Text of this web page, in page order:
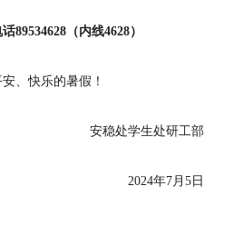
89534628（内线4628）
、快乐的暑假！
安稳处学生处研工部
2024年7月5日